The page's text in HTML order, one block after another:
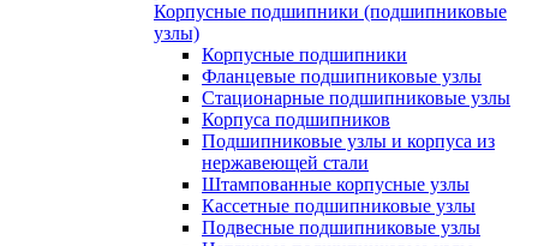
Корпусные подшипники (подшипниковые
узлы)
Корпусные подшипники
Фланцевые подшипниковые узлы
Стационарные подшипниковые узлы
Корпуса подшипников
Подшипниковые узлы и корпуса из
нержавеющей стали
Штампованные корпусные узлы
Кассетные подшипниковые узлы
Подвесные подшипниковые узлы